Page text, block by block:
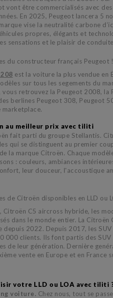
vont être commercialisés avec
En 2025, Peugeot lancera 5
vise la neutralité carbone
propres, élégants et
sensations et le plaisir de
du constructeur français Peugeot !
est la voiture la plus vendue en
sur tous les segements du
vous retrouvez la Peugeot 2008, la
berlines Peugeot 308, Peugeot
marketplace.
au meilleur prix avec tiliti
fait parti du groupe Stellantis.
qui se distinguent au premier
la marque Citroën. Chaque
: couleurs, ambiances
leur douceur, l'accoustique
de Citroën disponibles en LLD ou
Citroën C5 aircross hybride, les
dans le monde entier. La Citroën
depuis 2022. Depuis 2017, les
000 clients. Ils font partis des SUV
de leur génération. Dernière
vente en Europe et en France
votre LLD ou LOA avec tiliti
voiture. Chez nous, tout se